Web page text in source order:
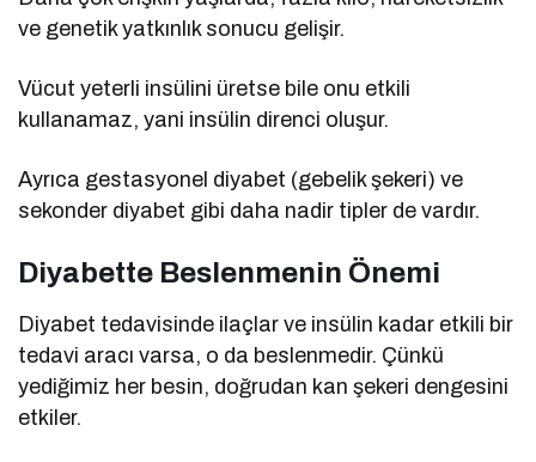
ve genetik yatkınlık sonucu gelişir.
Vücut yeterli insülini üretse bile onu etkili
kullanamaz, yani insülin direnci oluşur.
Ayrıca gestasyonel diyabet (gebelik şekeri) ve
sekonder diyabet gibi daha nadir tipler de vardır.
Diyabette Beslenmenin Önemi
Diyabet tedavisinde ilaçlar ve insülin kadar etkili bir
tedavi aracı varsa, o da beslenmedir. Çünkü
yediğimiz her besin, doğrudan kan şekeri dengesini
etkiler.